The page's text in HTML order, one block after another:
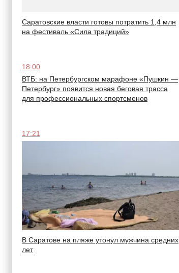
Саратовские власти готовы потратить 1,4 млн
на фестиваль «Сила традиций»
18:00
ВТБ: на Петербургском марафоне «Пушкин —
Петербург» появится новая беговая трасса
для профессиональных спортсменов
17:21
В Саратове на пляже утонул мужчина средних
лет